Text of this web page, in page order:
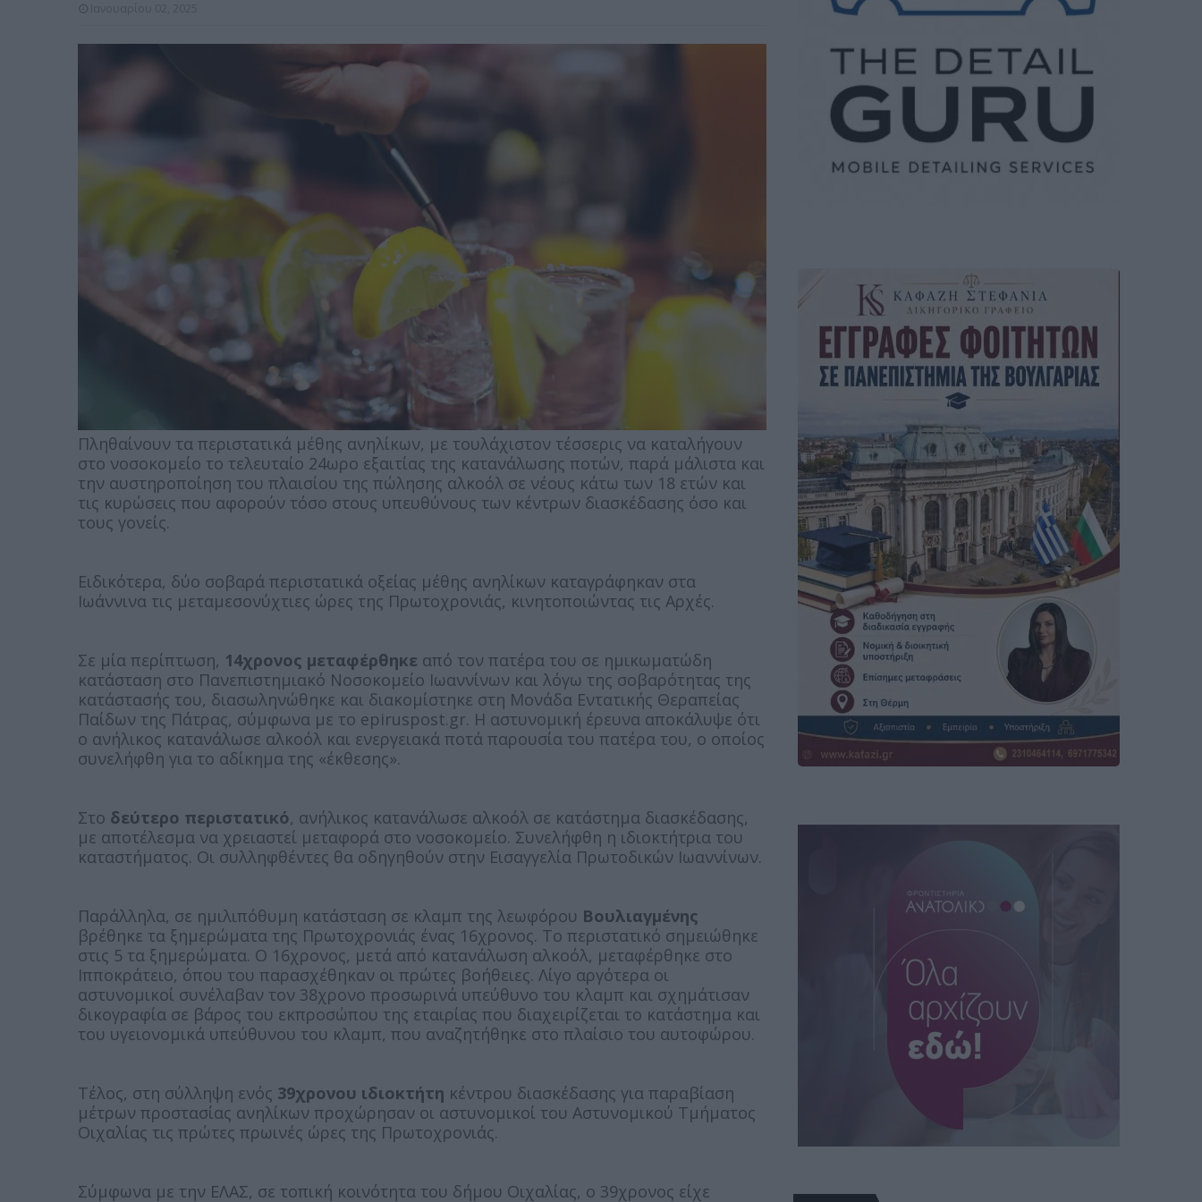
Πληθαίνουν τα περιστατικά μέθης ανηλίκων, με τουλάχιστον τέσσερις να καταλήγουν
στο νοσοκομείο το τελευταίο 24ωρο εξαιτίας της κατανάλωσης ποτών, παρά μάλιστα και
την αυστηροποίηση του πλαισίου της πώλησης αλκοόλ σε νέους κάτω των 18 ετών και
τις κυρώσεις που αφορούν τόσο στους υπευθύνους των κέντρων διασκέδασης όσο και
τους γονείς.
Ειδικότερα, δύο σοβαρά περιστατικά οξείας μέθης ανηλίκων καταγράφηκαν στα
Ιωάννινα τις μεταμεσονύχτιες ώρες της Πρωτοχρονιάς, κινητοποιώντας τις Αρχές.
Σε μία περίπτωση, 14χρονος μεταφέρθηκε από τον πατέρα του σε ημικωματώδη
κατάσταση στο Πανεπιστημιακό Νοσοκομείο Ιωαννίνων και λόγω της σοβαρότητας της
κατάστασής του, διασωληνώθηκε και διακομίστηκε στη Μονάδα Εντατικής Θεραπείας
Παίδων της Πάτρας, σύμφωνα με το epiruspost.gr. Η αστυνομική έρευνα αποκάλυψε ότι
ο ανήλικος κατανάλωσε αλκοόλ και ενεργειακά ποτά παρουσία του πατέρα του, ο οποίος
συνελήφθη για το αδίκημα της «έκθεσης».
Στο δεύτερο περιστατικό, ανήλικος κατανάλωσε αλκοόλ σε κατάστημα διασκέδασης,
με αποτέλεσμα να χρειαστεί μεταφορά στο νοσοκομείο. Συνελήφθη η ιδιοκτήτρια του
καταστήματος. Οι συλληφθέντες θα οδηγηθούν στην Εισαγγελία Πρωτοδικών Ιωαννίνων.
Παράλληλα, σε ημιλιπόθυμη κατάσταση σε κλαμπ της λεωφόρου Βουλιαγμένης
βρέθηκε τα ξημερώματα της Πρωτοχρονιάς ένας 16χρονος. Το περιστατικό σημειώθηκε
στις 5 τα ξημερώματα. Ο 16χρονος, μετά από κατανάλωση αλκοόλ, μεταφέρθηκε στο
Ιπποκράτειο, όπου του παρασχέθηκαν οι πρώτες βοήθειες. Λίγο αργότερα οι
αστυνομικοί συνέλαβαν τον 38χρονο προσωρινά υπεύθυνο του κλαμπ και σχημάτισαν
δικογραφία σε βάρος του εκπροσώπου της εταιρίας που διαχειρίζεται το κατάστημα και
του υγειονομικά υπεύθυνου του κλαμπ, που αναζητήθηκε στο πλαίσιο του αυτοφώρου.
Τέλος, στη σύλληψη ενός 39χρονου ιδιοκτήτη κέντρου διασκέδασης για παραβίαση
μέτρων προστασίας ανηλίκων προχώρησαν οι αστυνομικοί του Αστυνομικού Τμήματος
Οιχαλίας τις πρώτες πρωινές ώρες της Πρωτοχρονιάς.
Σύμφωνα με την ΕΛΑΣ, σε τοπική κοινότητα του δήμου Οιχαλίας, ο 39χρονος είχε